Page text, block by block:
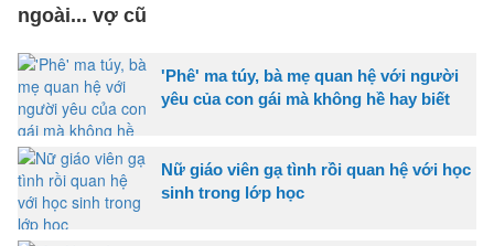
ngoài... vợ cũ
'Phê' ma túy, bà mẹ quan hệ với người
yêu của con gái mà không hề hay biết
Nữ giáo viên gạ tình rồi quan hệ với học
sinh trong lớp học